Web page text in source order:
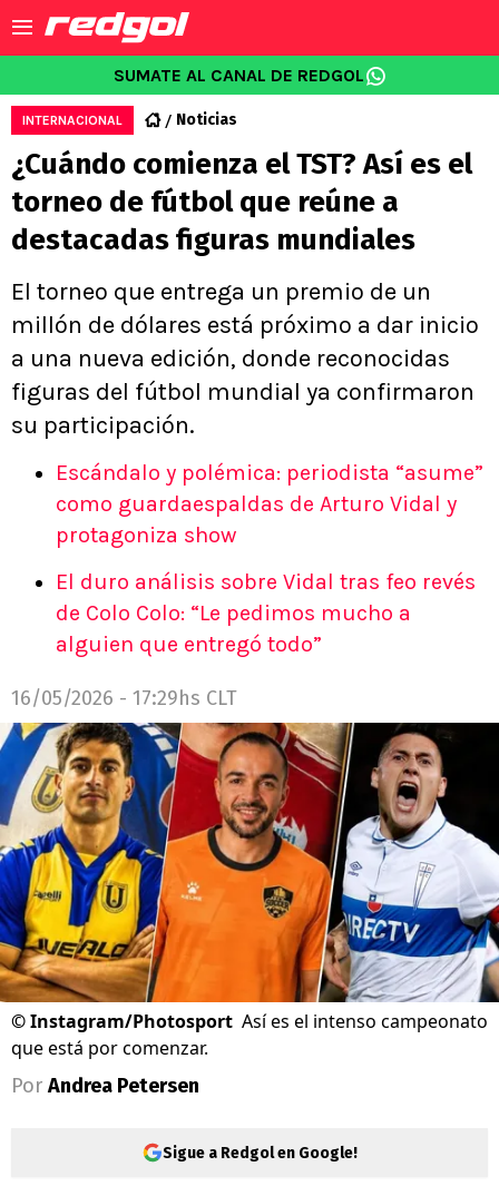
SUMATE AL CANAL DE REDGOL
INTERNACIONAL Noticias
¿Cuándo comienza el TST? Así es el
torneo de fútbol que reúne a
destacadas figuras mundiales
El torneo que entrega un premio de un
millón de dólares está próximo a dar inicio
a una nueva edición, donde reconocidas
figuras del fútbol mundial ya confirmaron
su participación.
Escándalo y polémica: periodista “asume”
como guardaespaldas de Arturo Vidal y
protagoniza show
El duro análisis sobre Vidal tras feo revés
de Colo Colo: “Le pedimos mucho a
alguien que entregó todo”
16/05/2026 - 17:29hs CLT
©Instagram/Photosport Así es el intenso campeonato
que está por comenzar.
Por Andrea Petersen
Sigue a Redgol en Google!